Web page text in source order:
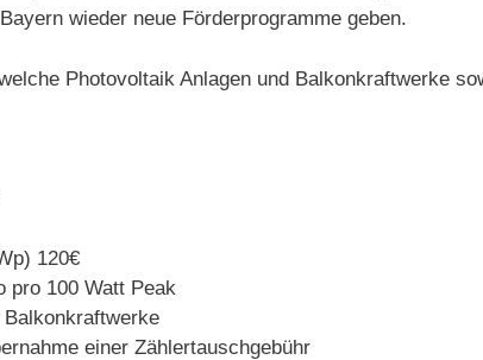
wieder neue Förderprogramme geben.
Photovoltaik Anlagen und Balkonkraftwerke
120€
pro 100 Watt Peak
einer Zählertauschgebühr